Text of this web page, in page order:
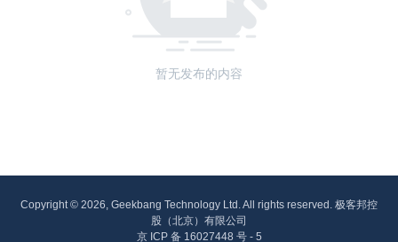
暂无发布的内容
Copyright © 2026, Geekbang Technology Ltd. All rights reserved. 极客邦控
股（北京）有限公司
京 ICP 备 16027448 号 - 5